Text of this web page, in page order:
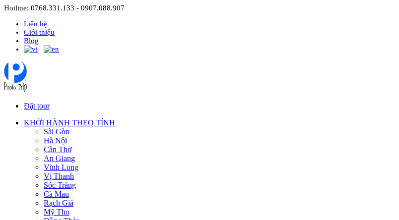
Hotline: 0768.331.133 - 0907.088.907
Liên hệ
Giới thiệu
Blog
Đặt tour
KHỞI HÀNH THEO TỈNH
Sài Gòn
Hà Nội
Cần Thơ
An Giang
Vĩnh Long
Vị Thanh
Sóc Trăng
Cà Mau
Rạch Giá
Mỹ Tho